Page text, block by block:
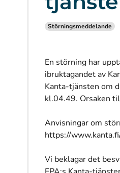
Störningsmeddelande
En störning har
ibruktagandet av
Kanta-tjänsten om
kl.04.49. Orsaken
Anvisningar om
https://
Vi beklagar det